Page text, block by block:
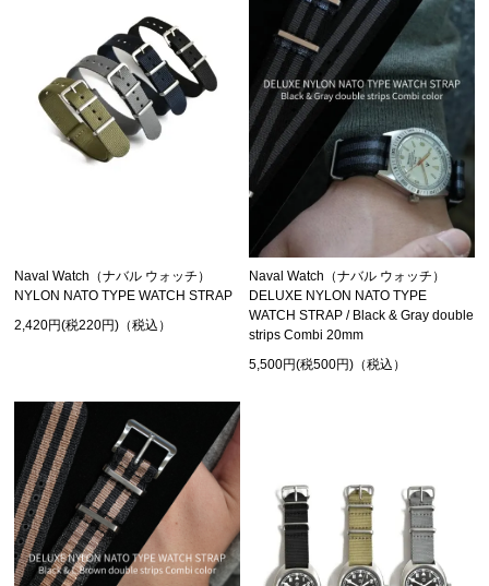
Naval Watch（ナバル ウォッチ）
NYLON NATO TYPE WATCH STRAP
2,420円(税220円)（税込）
Naval Watch（ナバル ウォッチ）
DELUXE NYLON NATO TYPE
WATCH STRAP / Black & Gray double
strips Combi 20mm
5,500円(税500円)（税込）